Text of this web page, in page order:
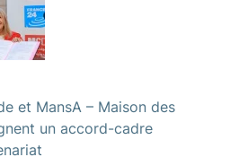
et MansA – Maison des
un accord-cadre